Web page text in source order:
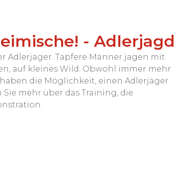
- Adlerjagd
Adlerjäger. Tapfere Männer jagen mit
auf kleines Wild. Obwohl immer mehr
die Möglichkeit, einen Adlerjäger
mehr über das Training, die